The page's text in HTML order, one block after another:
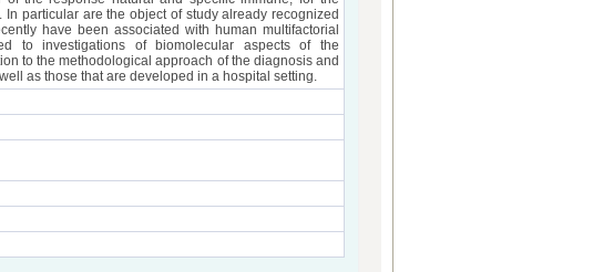
particular are the object of study already recognized
have been associated with human multifactorial
to investigations of biomolecular aspects of the
to the methodological approach of the diagnosis and
as those that are developed in a hospital setting.